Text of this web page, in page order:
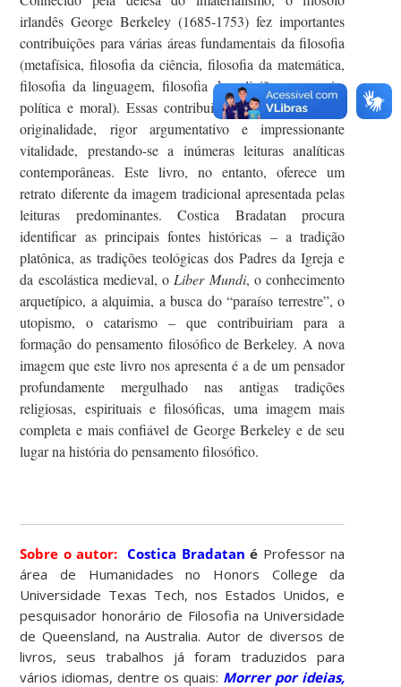
irlandês George Berkeley (1685-1753) fez importantes
contribuições para várias áreas fundamentais da filosofia
(metafísica, filosofia da ciência, filosofia da matemática,
filosofia da linguagem, filosofia da religião, economia,
política e moral). Essas contribuições se destacam pela
originalidade, rigor argumentativo e impressionante
vitalidade, prestando-se a inúmeras leituras analíticas
contemporâneas. Este livro, no entanto, oferece um
retrato diferente da imagem tradicional apresentada pelas
leituras predominantes. Costica Bradatan procura
identificar as principais fontes históricas – a tradição
platônica, as tradições teológicas dos Padres da Igreja e
da escolástica medieval, o Liber Mundi, o conhecimento
arquetípico, a alquimia, a busca do “paraíso terrestre”, o
utopismo, o catarismo – que contribuiriam para a
formação do pensamento filosófico de Berkeley. A nova
imagem que este livro nos apresenta é a de um pensador
profundamente mergulhado nas antigas tradições
religiosas, espirituais e filosóficas, uma imagem mais
completa e mais confiável de George Berkeley e de seu
lugar na história do pensamento filosófico.
Sobre o autor:Costica Bradatan é Professor na
área de Humanidades no Honors College da
Universidade Texas Tech, nos Estados Unidos, e
pesquisador honorário de Filosofia na Universidade
de Queensland, na Australia. Autor de diversos de
livros, seus trabalhos já foram traduzidos para
vários idiomas, dentre os quais: Morrer por ideias,